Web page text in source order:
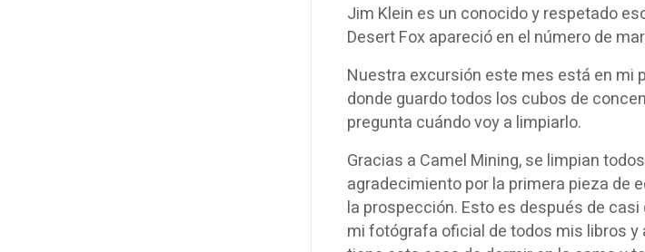
Jim Klein es un conocido y respetado
Desert Fox apareció en el número de
Nuestra excursión este mes está en mi
donde guardo todos los cubos de
pregunta cuándo voy a limpiarlo.
Gracias a Camel Mining, se limpian
agradecimiento por la primera pieza de
la prospección. Esto es después de
mi fotógrafa oficial de todos mis libros